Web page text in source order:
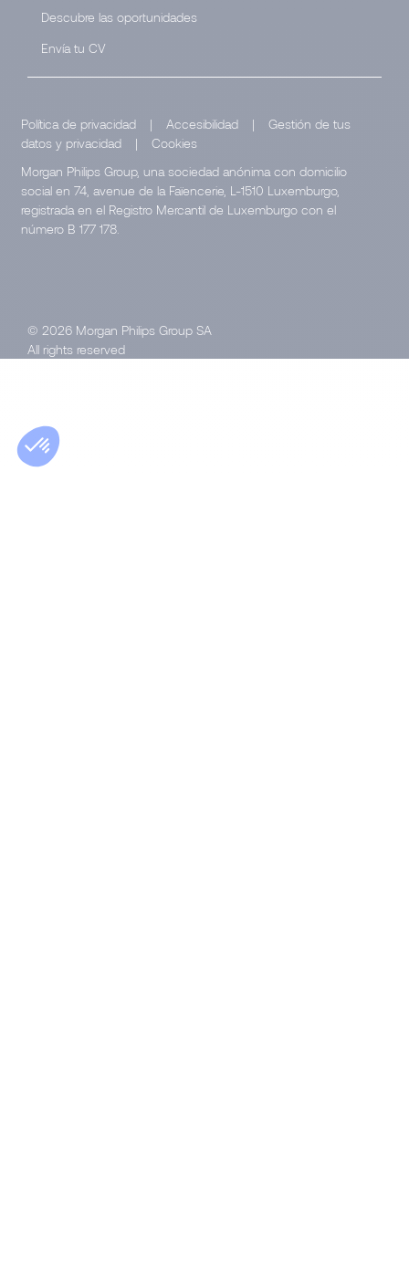
Descubre las oportunidades
Envía tu CV
Política de privacidad | Accesibilidad |
Gestión de tus
datos y privacidad
|
Cookies
Morgan Philips Group, una sociedad anónima con domicilio
social en 74, avenue de la Faïencerie, L-1510 Luxemburgo,
registrada en el Registro Mercantil de Luxemburgo con el
número B 177 178.
© 2026 Morgan Philips Group SA
All rights reserved